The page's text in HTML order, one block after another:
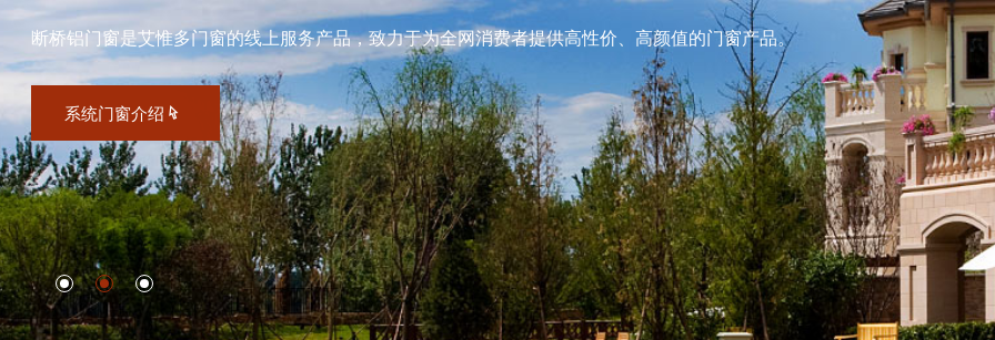
断桥铝门窗是艾惟多门窗的线上服务产品，致力于为全网消费者提供高性价、高颜值的门窗产品。
系统门窗介绍